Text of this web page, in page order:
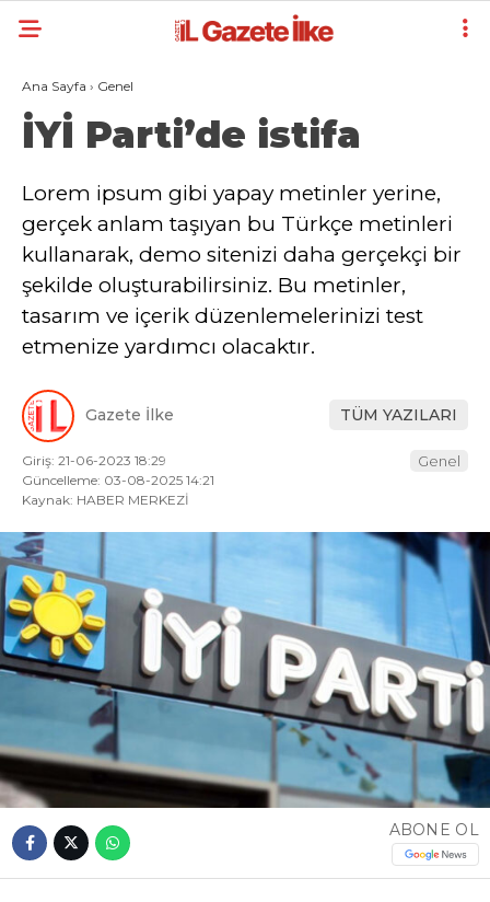
Ana Sayfa › Genel
İYİ Parti’de istifa
Lorem ipsum gibi yapay metinler yerine,
gerçek anlam taşıyan bu Türkçe metinleri
kullanarak, demo sitenizi daha gerçekçi bir
şekilde oluşturabilirsiniz. Bu metinler,
tasarım ve içerik düzenlemelerinizi test
etmenize yardımcı olacaktır.
Gazete İlke TÜM YAZILARI
Giriş: 21-06-2023 18:29
Güncelleme: 03-08-2025 14:21
Kaynak: HABER MERKEZİ
Genel
ABONE OL